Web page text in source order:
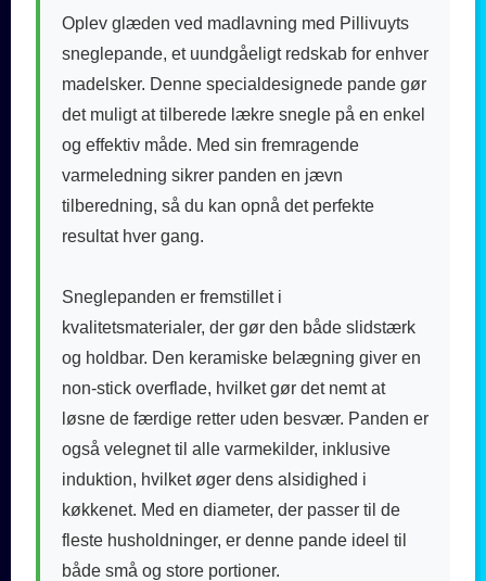
Oplev glæden ved madlavning med Pillivuyts
sneglepande, et uundgåeligt redskab for enhver
madelsker. Denne specialdesignede pande gør
det muligt at tilberede lækre snegle på en enkel
og effektiv måde. Med sin fremragende
varmeledning sikrer panden en jævn
tilberedning, så du kan opnå det perfekte
resultat hver gang.
Sneglepanden er fremstillet i
kvalitetsmaterialer, der gør den både slidstærk
og holdbar. Den keramiske belægning giver en
non-stick overflade, hvilket gør det nemt at
løsne de færdige retter uden besvær. Panden er
også velegnet til alle varmekilder, inklusive
induktion, hvilket øger dens alsidighed i
køkkenet. Med en diameter, der passer til de
fleste husholdninger, er denne pande ideel til
både små og store portioner.